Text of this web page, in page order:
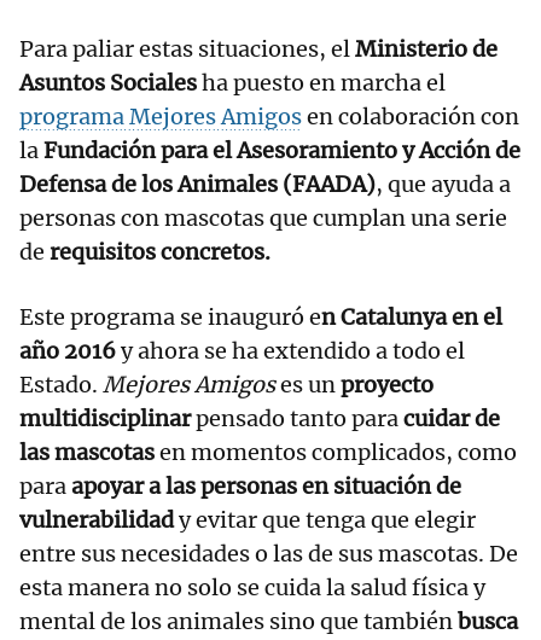
Para paliar estas situaciones, elMinisterio de
Asuntos Socialesha puesto en marcha el
programa Mejores Amigosen colaboración con
laFundación para el Asesoramiento y Acción de
Defensa de los Animales (FAADA), que ayuda a
personas con mascotas que cumplan una serie
de requisitos concretos.
Este programa se inauguró en Catalunya en el
año 2016y ahora se ha extendido a todo el
Estado. Mejores Amigoses unproyecto
multidisciplinarpensado tanto paracuidar de
las mascotasen momentos complicados, como
paraapoyar a las personas en situación de
vulnerabilidady evitar que tenga que elegir
entre sus necesidades o las de sus mascotas. De
esta manera no solo se cuida la salud física y
mental de los animales sino que tambiénbusca